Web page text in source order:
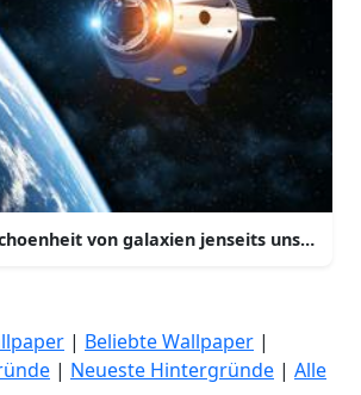
von galaxien jenseits unserer
| Beliebte Wallpaper |
| Neueste Hintergründe | Alle